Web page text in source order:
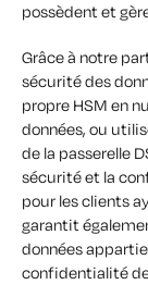
possèdent et
Grâce à notre
sécurité des
propre HSM en
données, ou
de la passerelle
sécurité et la
pour les clients
garantit
données
confidentialité